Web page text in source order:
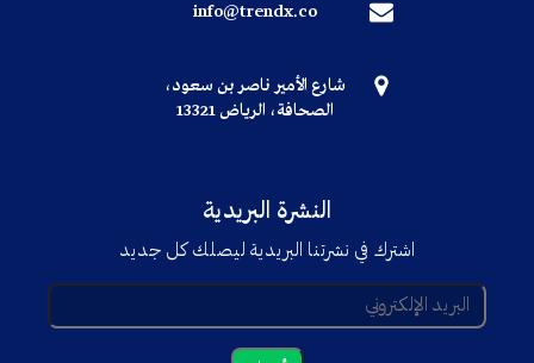
info@trendx.co
شارع الأمير ناصر بن سعود،
الصحافة، الرياض 13321
النشرة البريدية
اشترك في نشرتنا البريدية ليصلك كل جديد